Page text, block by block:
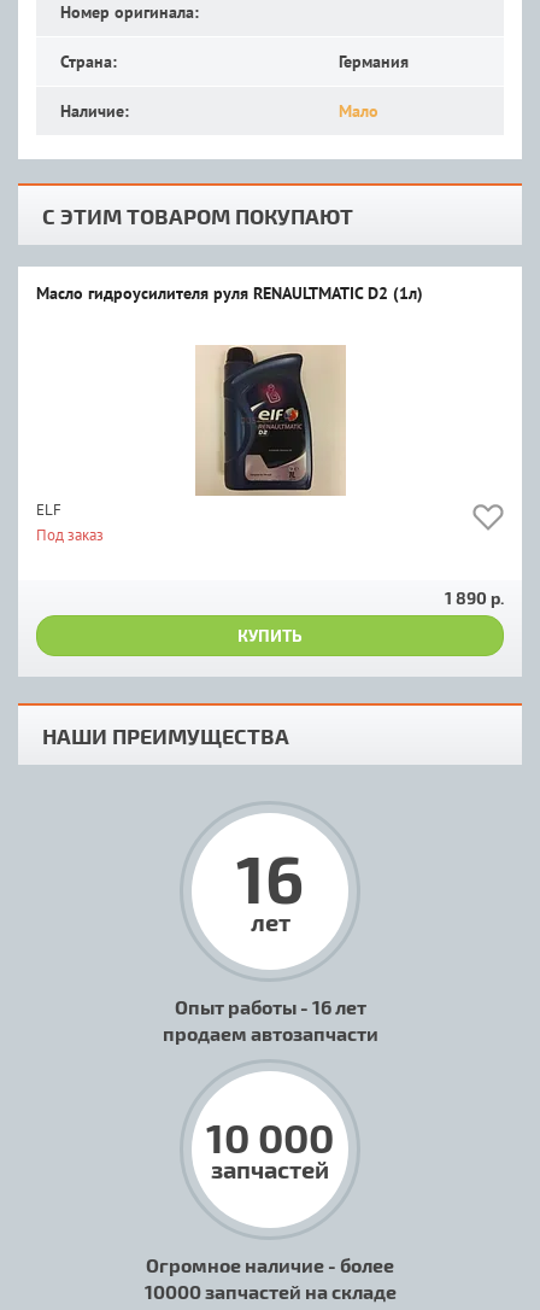
Номер оригинала:
Страна: Германия
Наличие: Мало
С ЭТИМ ТОВАРОМ ПОКУПАЮТ
Масло гидроусилителя руля RENAULTMATIC D2 (1л)
ELF
Под заказ
1 890 р.
КУПИТЬ
НАШИ ПРЕИМУЩЕСТВА
16
лет
Опыт работы - 16 лет
продаем автозапчасти
10 000
запчастей
Огромное наличие - более
10000 запчастей на складе